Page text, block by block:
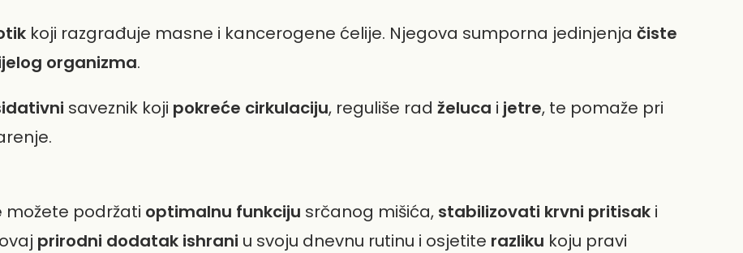
koji razgrađuje masne i kancerogene ćelije. Njegova sumporna jedinjenja čiste
organizma.
saveznik koji pokreće cirkulaciju, reguliše rad želuca i jetre, te pomaže pri
možete podržati optimalnu funkciju srčanog mišića, stabilizovati krvni pritisak i
prirodni dodatak ishrani u svoju dnevnu rutinu i osjetite razliku koju pravi